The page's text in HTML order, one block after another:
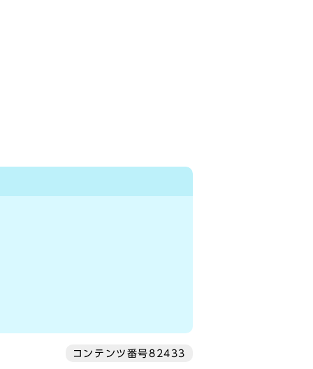
コンテンツ番号82433